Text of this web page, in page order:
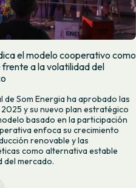
el modelo cooperativo como
a la volatilidad del
de Som Energia ha aprobado las
y su nuevo plan estratégico
basado en la participación
enfoca su crecimiento
renovable y las
como alternativa estable
del mercado.